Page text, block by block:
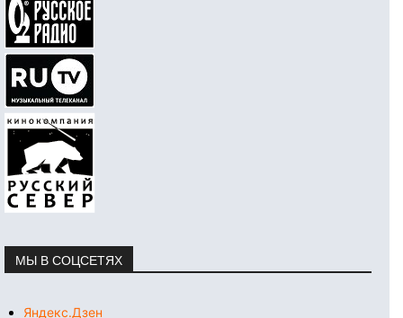
МЫ В СОЦСЕТЯХ
Яндекс.Дзен